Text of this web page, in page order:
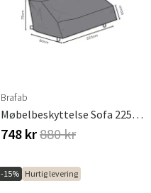
Brafab
Møbelbeskyttelse Sofa 225x80x80 Cm Premium
748 kr880 kr
-15% Hurtig levering